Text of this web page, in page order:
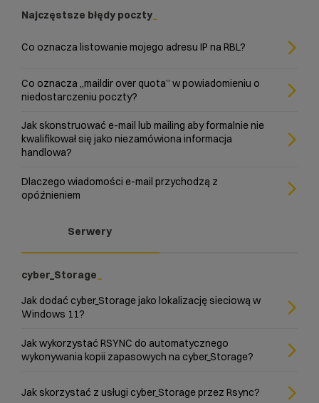
Najczęstsze błędy poczty
Co oznacza listowanie mojego adresu IP na RBL?
Co oznacza „maildir over quota” w powiadomieniu o
niedostarczeniu poczty?
Jak skonstruować e-mail lub mailing aby formalnie nie
kwalifikował się jako niezamówiona informacja
handlowa?
Dlaczego wiadomości e-mail przychodzą z
opóźnieniem
Serwery
cyber_Storage
Jak dodać cyber_Storage jako lokalizację sieciową w
Windows 11?
Jak wykorzystać RSYNC do automatycznego
wykonywania kopii zapasowych na cyber_Storage?
Jak skorzystać z usługi cyber_Storage przez Rsync?